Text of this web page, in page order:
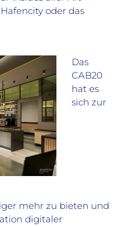
oder das
Das
CAB20
hat es
sich zur
mehr zu bieten und
digitaler